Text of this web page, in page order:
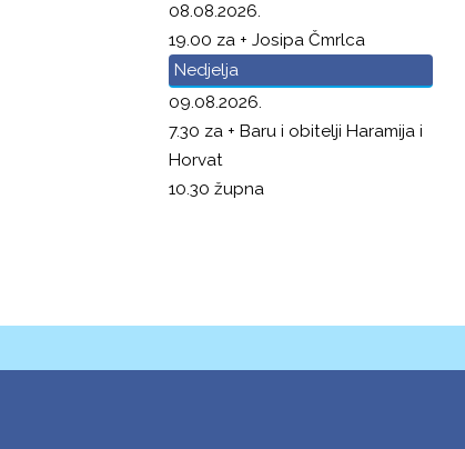
08.08.2026.
19.00 za + Josipa Čmrlca
Nedjelja
09.08.2026.
7.30 za + Baru i obitelji Haramija i
Horvat
10.30 župna